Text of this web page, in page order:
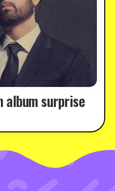
album surprise